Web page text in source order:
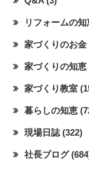
リフォームの知
家づくりのお金
家づくりの知恵
家づくり教室
暮らしの知恵
現場日誌 (322)
社長ブログ